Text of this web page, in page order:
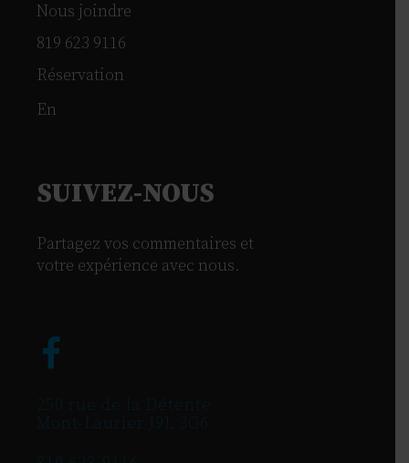
Nous joindre
819 623 9116
Réservation
En
SUIVEZ-NOUS
Partagez vos commentaires et
votre expérience avec nous.
250 rue de la Détente
Mont-Laurier J9L 3G6